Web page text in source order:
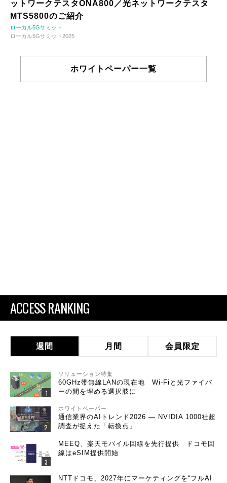
ットワークテスタONA800／光ネットワークテスタ
MTS5800のご紹介
ローカル5Gサミット
ローカル5Gサミット2025
ホワイトペーパー一覧
ACCESS RANKING
週間 月間 会員限定
ソリューション特集
60GHz帯無線LANの現在地 Wi-Fiと光ファイバ
ーの間を埋める選択肢に
ホワイトペーパー
通信業界のAIトレンド2026 ― NVIDIA 1000社超
調査が捉えた「転換点」
MEEQ、楽天モバイル回線を先行提供 ドコモ回
線はeSIM提供開始
NTTドコモ、2027年にマーケティングを“フルAI